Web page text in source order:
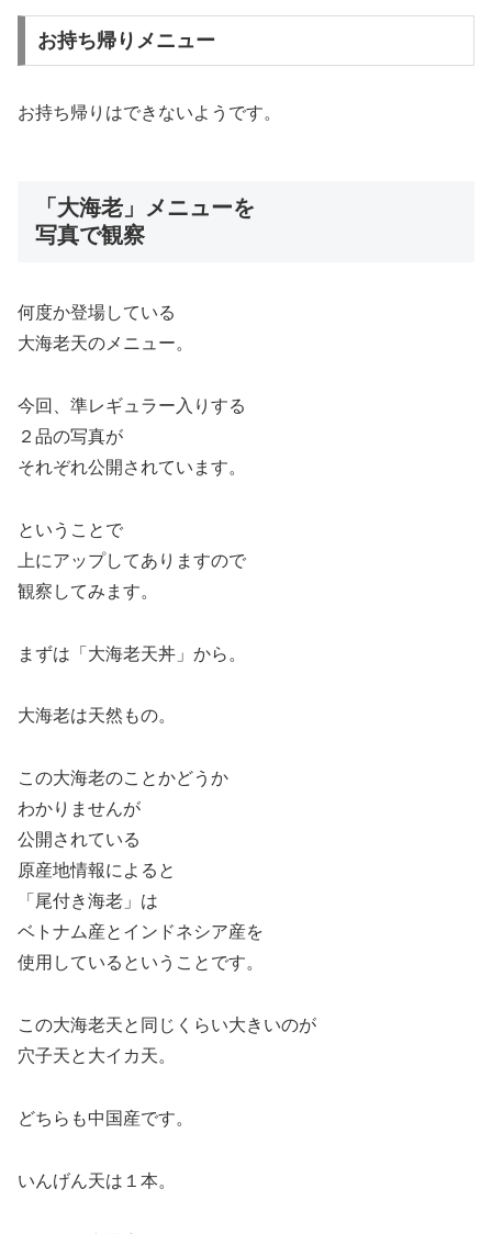
お持ち帰りメニュー
お持ち帰りはできないようです。
「大海老」メニューを
写真で観察
何度か登場している
大海老天のメニュー。
今回、準レギュラー入りする
２品の写真が
それぞれ公開されています。
ということで
上にアップしてありますので
観察してみます。
まずは「大海老天丼」から。
大海老は天然もの。
この大海老のことかどうか
わかりませんが
公開されている
原産地情報によると
「尾付き海老」は
ベトナム産とインドネシア産を
使用しているということです。
この大海老天と同じくらい大きいのが
穴子天と大イカ天。
どちらも中国産です。
いんげん天は１本。